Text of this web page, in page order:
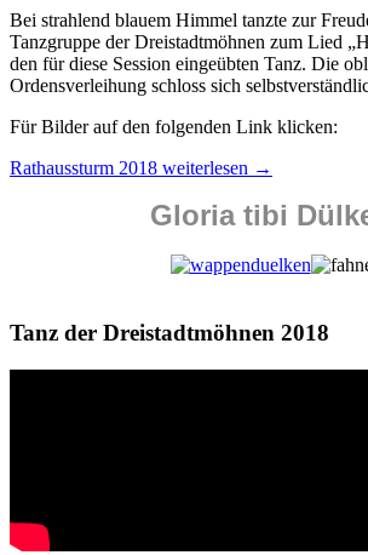
Bei strahlend blauem Himmel tanzte zur
Tanzgruppe der Dreistadtmöhnen zum Lied
den für diese Session eingeübten Tanz. Die
Ordensverleihung schloss sich
Für Bilder auf den folgenden Link klicken:
Rathaussturm 2018 weiterlesen →
Gloria tibi
Tanz der Dreistadtmöhnen 2018